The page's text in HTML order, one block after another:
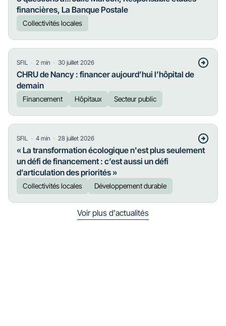
financières, La Banque Postale
Collectivités locales
SFIL ・ 2 min ・ 30 juillet 2026
CHRU de Nancy : financer aujourd’hui l’hôpital de
demain
Financement Hôpitaux Secteur public
SFIL ・ 4 min ・ 28 juillet 2026
« La transformation écologique n'est plus seulement
un défi de financement : c’est aussi un défi
d’articulation des priorités »
Collectivités locales Développement durable
Voir plus d'actualités